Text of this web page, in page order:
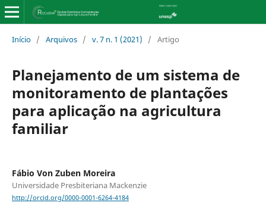
Início / Arquivos / v. 7 n. 1 (2021) / Artigo
Planejamento de um sistema de
monitoramento de plantações
para aplicação na agricultura
familiar
Fábio Von Zuben Moreira
Universidade Presbiteriana Mackenzie
http://orcid.org/0000-0001-6264-4184